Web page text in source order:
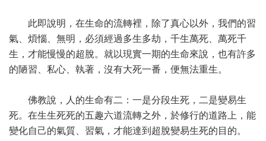
此即說明，在生命的流轉裡，除了真心以外，我們的習
氣、煩惱、無明，必須經過多生多劫，千生萬死、萬死千
生，才能慢慢的超脫。就以現實一期的生命來說，也有許多
的陋習、私心、執著，沒有大死一番，便無法重生。
佛教說，人的生命有二：一是分段生死，二是變易生
死。在生生死死的五趣六道流轉之外，於修行的道路上，能
變化自己的氣質、習氣，才能達到超脫變易生死的目的。